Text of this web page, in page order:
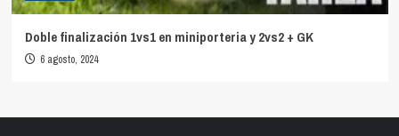
Doble finalización 1vs1 en miniporteria y 2vs2 + GK
6 agosto, 2024